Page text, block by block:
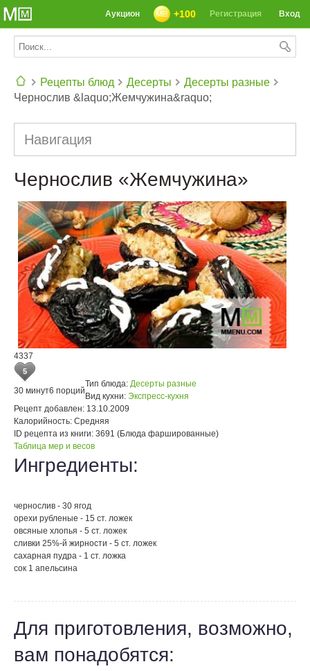
Вход
Регистрация
+100
Аукцион
Рецепты блюд Десерты
Десерты разные
Чернослив &laquo;Жемчужина&raquo;
Навигация
Чернослив «Жемчужина»
4337
5
30 минут6 порций
Тип блюда: Десерты разные
Вид кухни: Экспресс-кухня
Рецепт добавлен: 13.10.2009
Калорийность: Средняя
ID рецепта из книги: 3691 (Блюда фаршированные)
Таблица мер и весов
Ингредиенты:
чернослив - 30 ягод
орехи рубленые - 15 ст. ложек
овсяные хлопья - 5 ст. ложек
сливки 25%-й жирности - 5 ст. ложек
сахарная пудра - 1 ст. ложка
сок 1 апельсина
Для приготовления, возможно,
вам понадобятся: